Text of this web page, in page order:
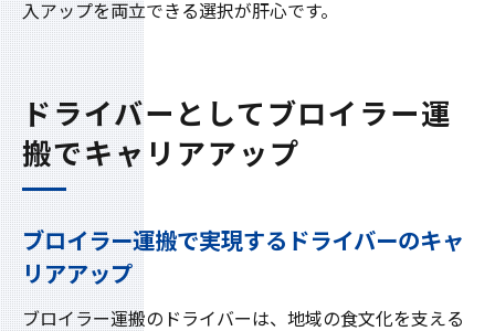
入アップを両立できる選択が肝心です。
ドライバーとしてブロイラー運
搬でキャリアアップ
ブロイラー運搬で実現するドライバーのキャ
リアアップ
ブロイラー運搬のドライバーは、地域の食文化を支える